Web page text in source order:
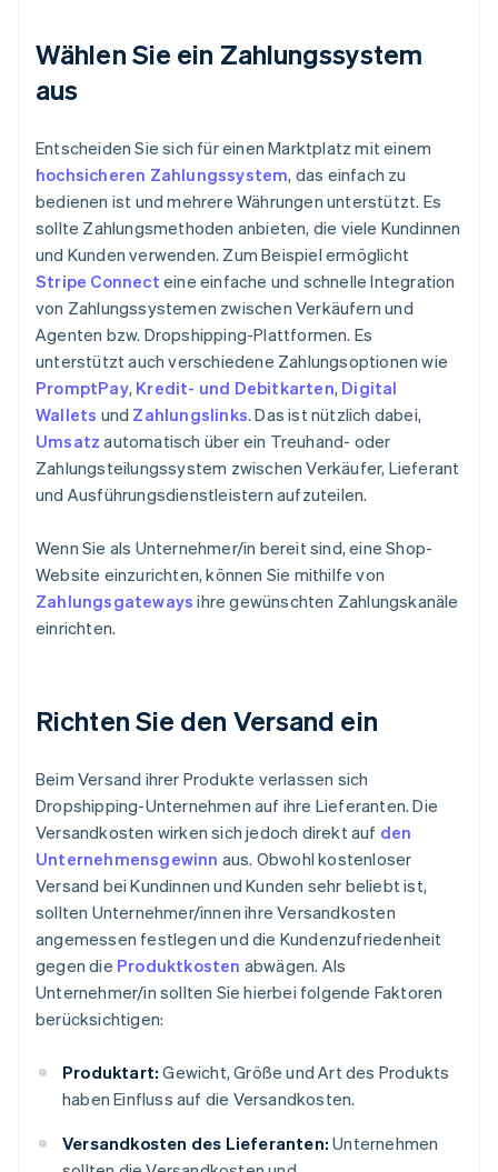
Wählen Sie ein Zahlungssystem
aus
Entscheiden Sie sich für einen Marktplatz mit einem
hochsicheren Zahlungssystem, das einfach zu
bedienen ist und mehrere Währungen unterstützt. Es
sollte Zahlungsmethoden anbieten, die viele Kundinnen
und Kunden verwenden. Zum Beispiel ermöglicht
Stripe Connect eine einfache und schnelle Integration
von Zahlungssystemen zwischen Verkäufern und
Agenten bzw. Dropshipping-Plattformen. Es
unterstützt auch verschiedene Zahlungsoptionen wie
PromptPay, Kredit- und Debitkarten, Digital
Wallets und Zahlungslinks. Das ist nützlich dabei,
Umsatz automatisch über ein Treuhand- oder
Zahlungsteilungssystem zwischen Verkäufer, Lieferant
und Ausführungsdienstleistern aufzuteilen.
Wenn Sie als Unternehmer/in bereit sind, eine Shop-
Website einzurichten, können Sie mithilfe von
Zahlungsgateways ihre gewünschten Zahlungskanäle
einrichten.
Richten Sie den Versand ein
Beim Versand ihrer Produkte verlassen sich
Dropshipping-Unternehmen auf ihre Lieferanten. Die
Versandkosten wirken sich jedoch direkt auf den
Unternehmensgewinn aus. Obwohl kostenloser
Versand bei Kundinnen und Kunden sehr beliebt ist,
sollten Unternehmer/innen ihre Versandkosten
angemessen festlegen und die Kundenzufriedenheit
gegen die Produktkosten abwägen. Als
Unternehmer/in sollten Sie hierbei folgende Faktoren
berücksichtigen:
Produktart: Gewicht, Größe und Art des Produkts
haben Einfluss auf die Versandkosten.
Versandkosten des Lieferanten: Unternehmen